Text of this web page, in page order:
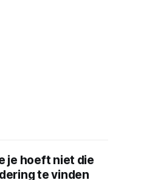
je hoeft niet die
te vinden